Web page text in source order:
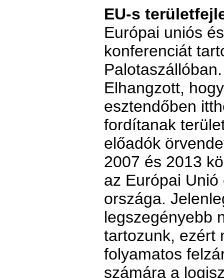
EU-s
Európai uniós
konferenciát
Palotaszállóban.
Elhangzott,
esztendőben
fordítanak
előadók
2007 és 2013
az Európai
országa.
legszegényebb
tartozunk, ezért
folyamatos
számára a